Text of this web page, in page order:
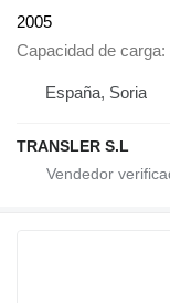
2005
Capacidad de carga
España, Soria
TRANSLER S.L